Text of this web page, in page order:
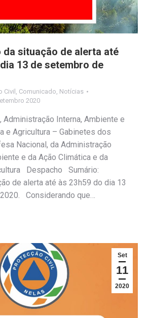
situação de alerta até
13 de setembro de
Civil , Comunicado, Notícias
2020
Administração Interna, Ambiente e
e Agricultura – Gabinetes dos
Nacional, da Administração
e da Ação Climática e da
Despacho Sumário:
de alerta até às 23h59 do dia 13
Considerando que…
Set
11
2020